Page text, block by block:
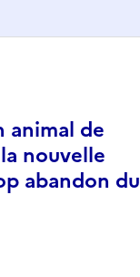
animal de
nouvelle
abandon du